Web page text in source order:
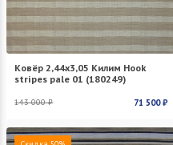
Ковёр 2,44х3,05 Килим Hook
stripes pale 01 (180249)
143 000 ₽ 71 500 ₽